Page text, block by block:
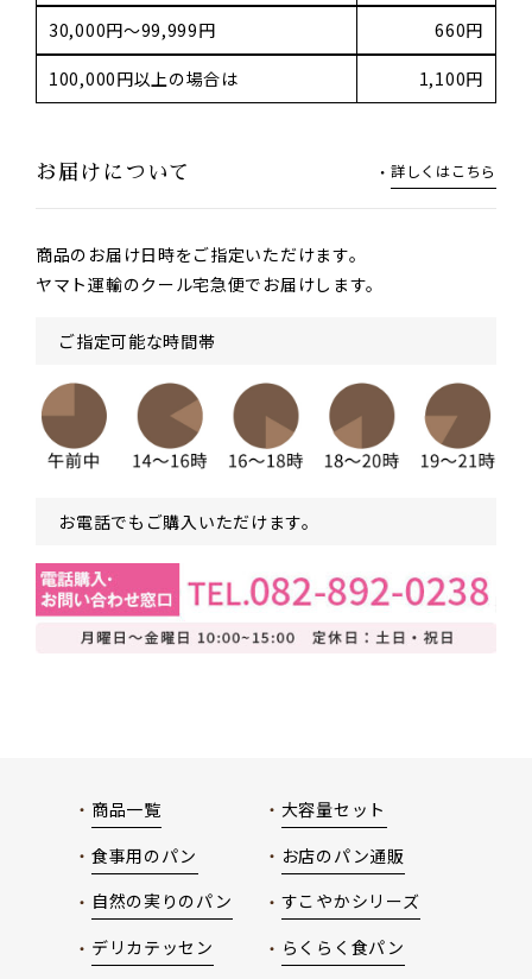
お届けについて 詳しくはこちら
商品のお届け日時をご指定いただけます。
ヤマト運輸のクール宅急便でお届けします。
ご指定可能な時間帯
お電話でもご購入いただけます。
30,000円～99,999円 660円
100,000円以上の場合は 1,100円
商品一覧
食事用のパン
自然の実りのパン
デリカテッセン
大容量セット
お店のパン通販
すこやかシリーズ
らくらく食パン